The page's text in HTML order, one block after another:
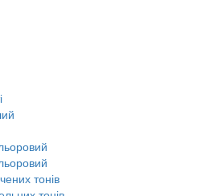
тонів